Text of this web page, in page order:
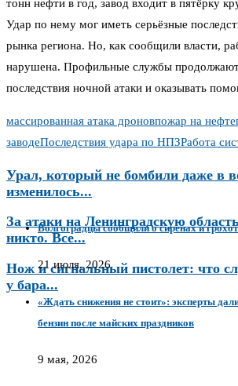
тонн нефти в год, завод входит в пятёрку
Удар по нему мог иметь серьёзные
рынка региона. Но, как сообщили власти,
нарушена. Профильные службы продолжают
последствия ночной атаки и оказывать
массированная атака дроновпожар на
заводеПоследствия удара по НПЗРабота
Урал, который не бомбили даже в
изменилось...
За атаки на Ленинградскую
никто. Все...
Нож и сигнальный пистолет: что
у бара...
Волгоградцы сообщили о сиренах и
21 июля, 2026
«Ждать снижения не стоит»: эксперты
бензин после майских праздников
9 мая, 2026